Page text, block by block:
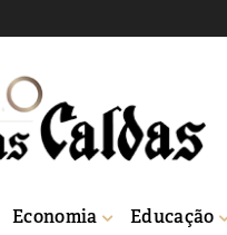
Economia Educação